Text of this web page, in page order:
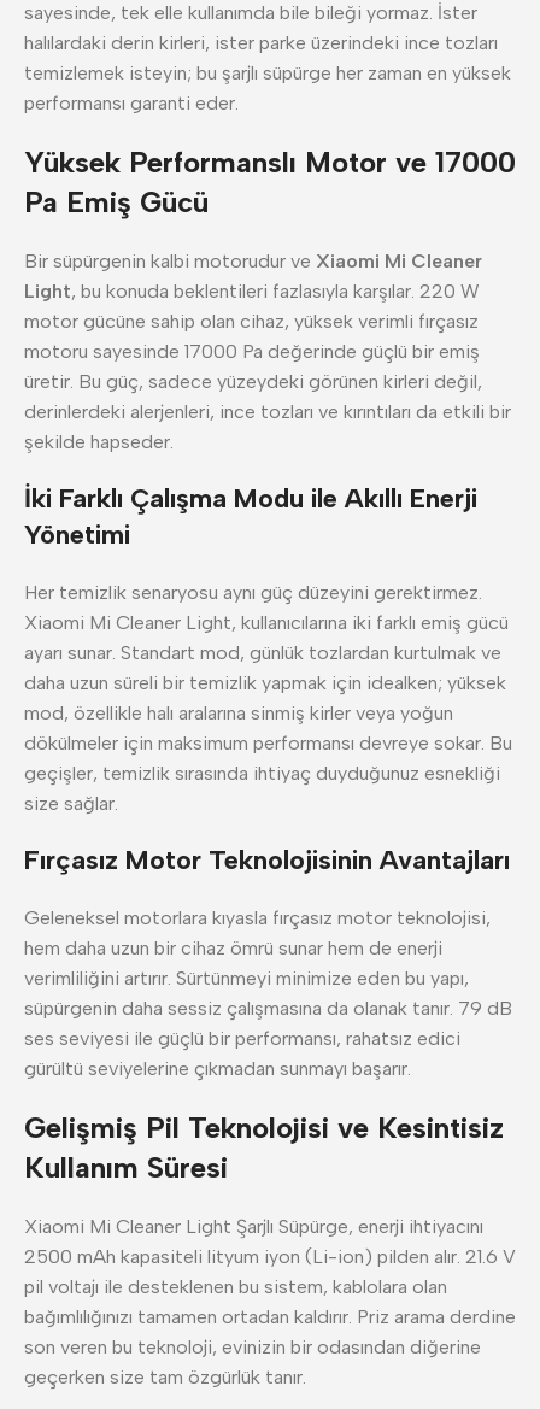
sayesinde, tek elle kullanımda bile bileği yormaz. İster
halılardaki derin kirleri, ister parke üzerindeki ince tozları
temizlemek isteyin; bu şarjlı süpürge her zaman en yüksek
performansı garanti eder.
Yüksek Performanslı Motor ve 17000
Pa Emiş Gücü
Bir süpürgenin kalbi motorudur ve Xiaomi Mi Cleaner
Light, bu konuda beklentileri fazlasıyla karşılar. 220 W
motor gücüne sahip olan cihaz, yüksek verimli fırçasız
motoru sayesinde 17000 Pa değerinde güçlü bir emiş
üretir. Bu güç, sadece yüzeydeki görünen kirleri değil,
derinlerdeki alerjenleri, ince tozları ve kırıntıları da etkili bir
şekilde hapseder.
İki Farklı Çalışma Modu ile Akıllı Enerji
Yönetimi
Her temizlik senaryosu aynı güç düzeyini gerektirmez.
Xiaomi Mi Cleaner Light, kullanıcılarına iki farklı emiş gücü
ayarı sunar. Standart mod, günlük tozlardan kurtulmak ve
daha uzun süreli bir temizlik yapmak için idealken; yüksek
mod, özellikle halı aralarına sinmiş kirler veya yoğun
dökülmeler için maksimum performansı devreye sokar. Bu
geçişler, temizlik sırasında ihtiyaç duyduğunuz esnekliği
size sağlar.
Fırçasız Motor Teknolojisinin Avantajları
Geleneksel motorlara kıyasla fırçasız motor teknolojisi,
hem daha uzun bir cihaz ömrü sunar hem de enerji
verimliliğini artırır. Sürtünmeyi minimize eden bu yapı,
süpürgenin daha sessiz çalışmasına da olanak tanır. 79 dB
ses seviyesi ile güçlü bir performansı, rahatsız edici
gürültü seviyelerine çıkmadan sunmayı başarır.
Gelişmiş Pil Teknolojisi ve Kesintisiz
Kullanım Süresi
Xiaomi Mi Cleaner Light Şarjlı Süpürge, enerji ihtiyacını
2500 mAh kapasiteli lityum iyon (Li-ion) pilden alır. 21.6 V
pil voltajı ile desteklenen bu sistem, kablolara olan
bağımlılığınızı tamamen ortadan kaldırır. Priz arama derdine
son veren bu teknoloji, evinizin bir odasından diğerine
geçerken size tam özgürlük tanır.